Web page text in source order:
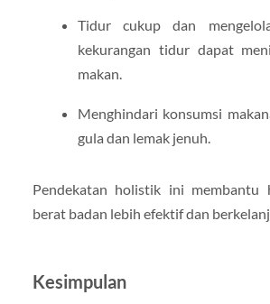
Tidur cukup dan
kekurangan tidur dapat
makan.
Menghindari konsumsi
gula dan lemak jenuh.
Pendekatan holistik ini membantu
berat badan lebih efektif dan
Kesimpulan